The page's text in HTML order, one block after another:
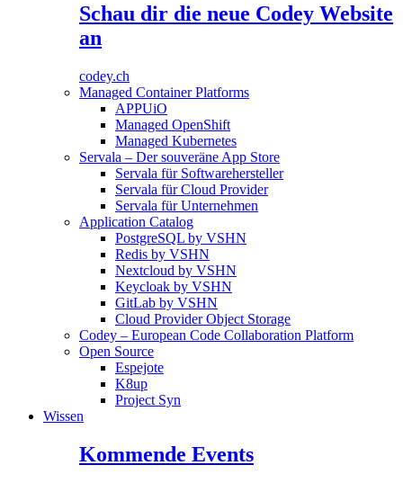
Schau dir die neue Codey Website
an
codey.ch
Managed Container Platforms
APPUiO
Managed OpenShift
Managed Kubernetes
Servala – Der souveräne App Store
Servala für Softwarehersteller
Servala für Cloud Provider
Servala für Unternehmen
Application Catalog
PostgreSQL by VSHN
Redis by VSHN
Nextcloud by VSHN
Keycloak by VSHN
GitLab by VSHN
Cloud Provider Object Storage
Codey – European Code Collaboration Platform
Open Source
Espejote
K8up
Project Syn
Wissen
Kommende Events